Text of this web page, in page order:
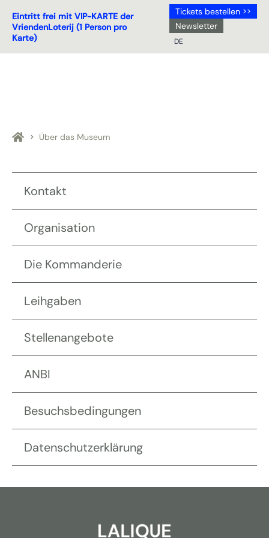
Eintritt frei mit VIP-KARTE der
VriendenLoterij (1 Person pro
Karte)
Tickets bestellen >>
Newsletter
DE
Über das Museum
Kontakt
Organisation
Die Kommanderie
Leihgaben
Stellenangebote
ANBI
Besuchsbedingungen
Datenschutzerklärung